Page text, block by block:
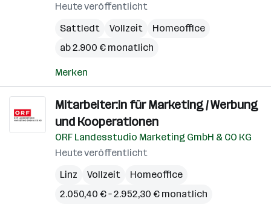
Heute veröffentlicht
Sattledt
Vollzeit
Homeoffice
ab 2.900 € monatlich
Merken
Mitarbeiter:in für Marketing / Werbung
und Kooperationen
ORF Landesstudio Marketing GmbH & CO KG
Heute veröffentlicht
Linz
Vollzeit
Homeoffice
2.050,40 € – 2.952,30 € monatlich